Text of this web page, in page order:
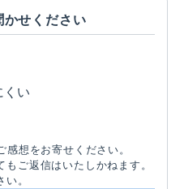
かせください
くい
想をお寄せください。
ご返信はいたしかねます。
。